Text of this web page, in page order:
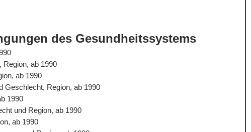
des Gesundheitssystems
Region, ab 1990
ab 1990
Geschlecht, Region, ab 1990
1990
und Region, ab 1990
ab 1990